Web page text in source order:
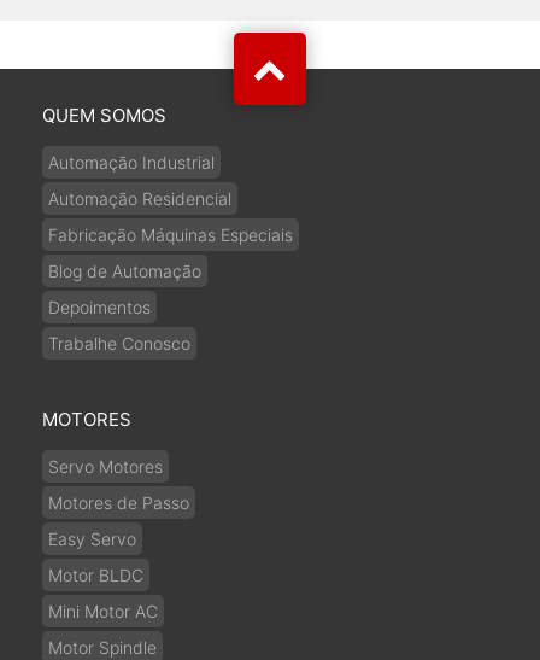
QUEM SOMOS
Automação Industrial
Automação Residencial
Fabricação Máquinas Especiais
Blog de Automação
Depoimentos
Trabalhe Conosco
MOTORES
Servo Motores
Motores de Passo
Easy Servo
Motor BLDC
Mini Motor AC
Motor Spindle